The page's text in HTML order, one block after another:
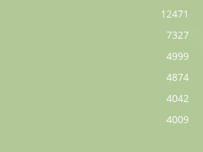
12471
7327
4999
4874
4042
4009